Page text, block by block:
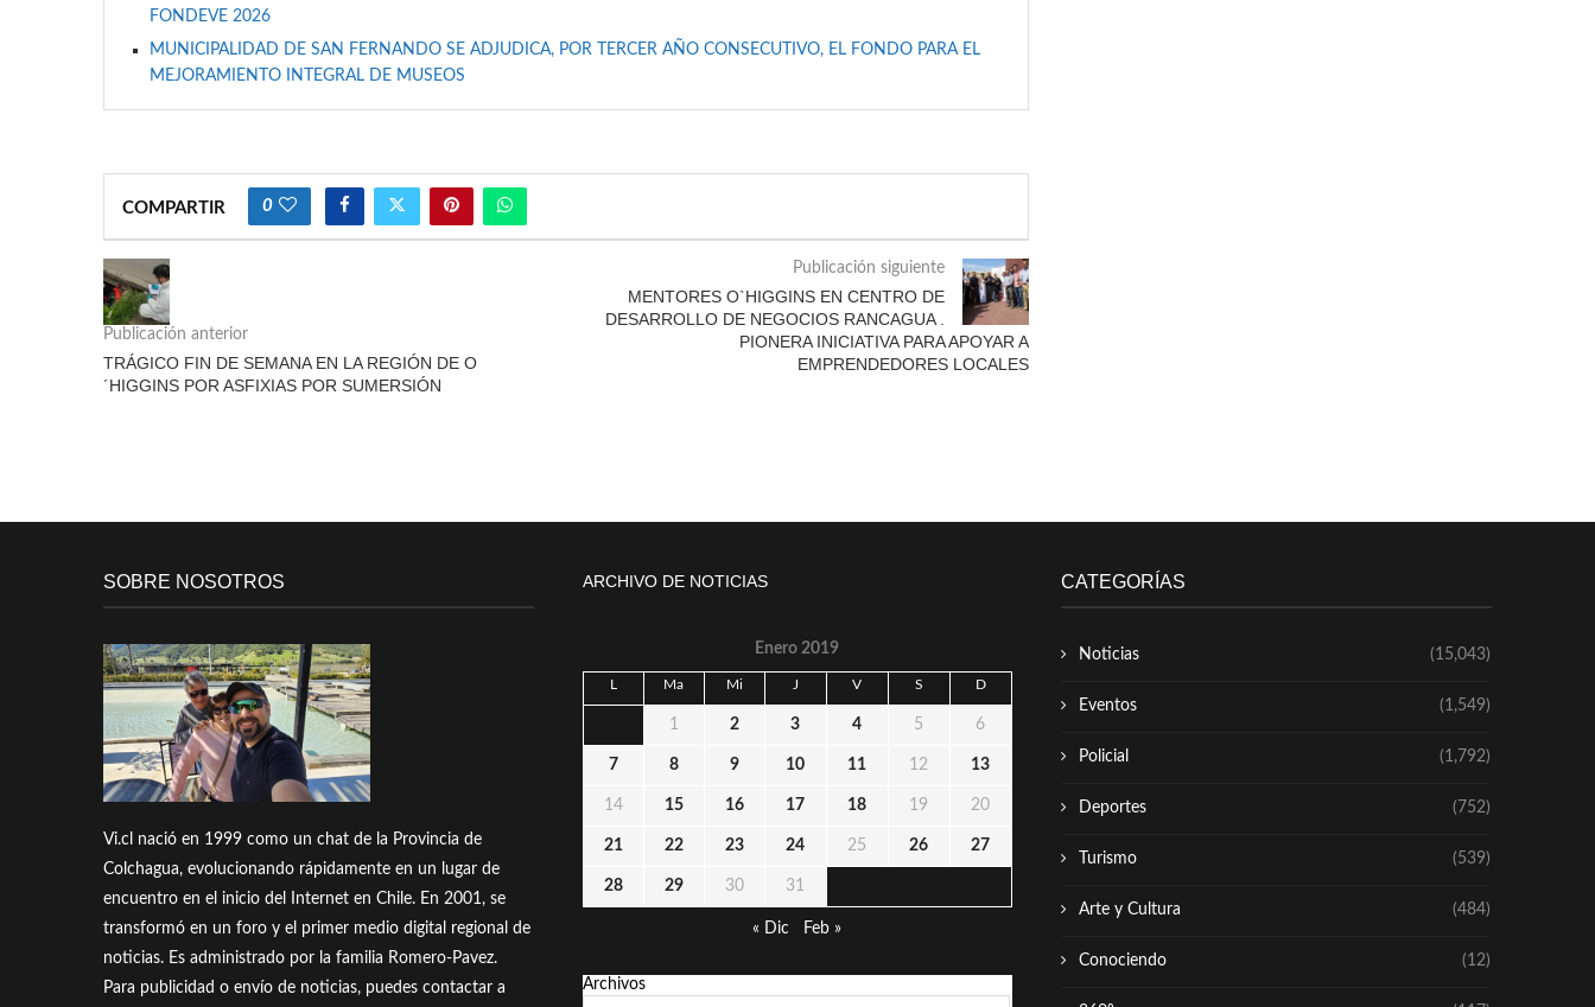
FONDEVE 2026
MUNICIPALIDAD DE SAN FERNANDO SE ADJUDICA, POR TERCER AÑO CONSECUTIVO, EL FONDO PARA EL
MEJORAMIENTO INTEGRAL DE MUSEOS
COMPARTIR 0
Publicación anterior
TRÁGICO FIN DE SEMANA EN LA REGIÓN DE O
´HIGGINS POR ASFIXIAS POR SUMERSIÓN
Publicación siguiente
MENTORES O`HIGGINS EN CENTRO DE
DESARROLLO DE NEGOCIOS RANCAGUA .
PIONERA INICIATIVA PARA APOYAR A
EMPRENDEDORES LOCALES
SOBRE NOSOTROS
Vi.cl nació en 1999 como un chat de la Provincia de
Colchagua, evolucionando rápidamente en un lugar de
encuentro en el inicio del Internet en Chile. En 2001, se
transformó en un foro y el primer medio digital regional de
noticias. Es administrado por la familia Romero-Pavez.
Para publicidad o envío de noticias, puedes contactar a
ARCHIVO DE NOTICIAS
Enero 2019
L Ma Mi J V S D
1 2 3 4 5 6
7 8 9 10 11 12 13
14 15 16 17 18 19 20
21 22 23 24 25 26 27
28 29 30 31
« Dic Feb »
Archivos
CATEGORÍAS
Noticias (15,043)
Eventos (1,549)
Policial (1,792)
Deportes (752)
Turismo (539)
Arte y Cultura (484)
Conociendo (12)